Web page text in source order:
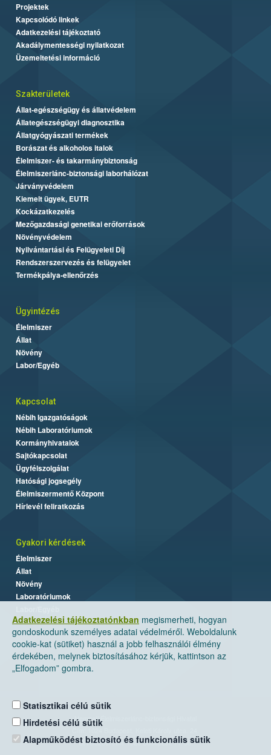
Adatkezelési tájékoztatónkban megismerheti, hogyan
gondoskodunk személyes adatai védelméről. Weboldalunk
cookie-kat (sütiket) használ a jobb felhasználói élmény
érdekében, melynek biztosításához kérjük, kattintson az
„Elfogadom” gombra.
Statisztikai célú sütik
Hirdetési célú sütik
Alapműködést biztosító és funkcionális sütik
Projektek
Kapcsolódó linkek
Adatkezelési tájékoztató
Akadálymentességi nyilatkozat
Üzemeltetési információ
Szakterületek
Állat-egészségügy és állatvédelem
Állategészségügyi diagnosztika
Állatgyógyászati termékek
Borászat és alkoholos italok
Élelmiszer- és takarmánybiztonság
Élelmiszerlánc-biztonsági laborhálózat
Járványvédelem
Kiemelt ügyek, EUTR
Kockázatkezelés
Mezőgazdasági genetikai erőforrások
Növényvédelem
Nyilvántartási és Felügyeleti Díj
Rendszerszervezés és felügyelet
Termékpálya-ellenőrzés
Ügyintézés
Élelmiszer
Állat
Növény
Labor/Egyéb
Kapcsolat
Nébih Igazgatóságok
Nébih Laboratóriumok
Kormányhivatalok
Sajtókapcsolat
Ügyfélszolgálat
Hatósági jogsegély
Élelmiszermentő Központ
Hírlevél feliratkozás
Gyakori kérdések
Élelmiszer
Állat
Növény
Laboratóriumok
Nemzeti Élelmiszerlánc-biztonsági Hivatal
Levelezési cím: 1525 Budapest. Pf. 30.